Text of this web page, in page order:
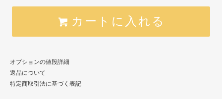
カートに入れる
オプションの値段詳細
返品について
特定商取引法に基づく表記